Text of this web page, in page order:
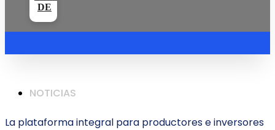
NOTICIAS
La plataforma integral para productores e inversores